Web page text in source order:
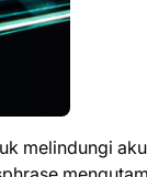
melindungi